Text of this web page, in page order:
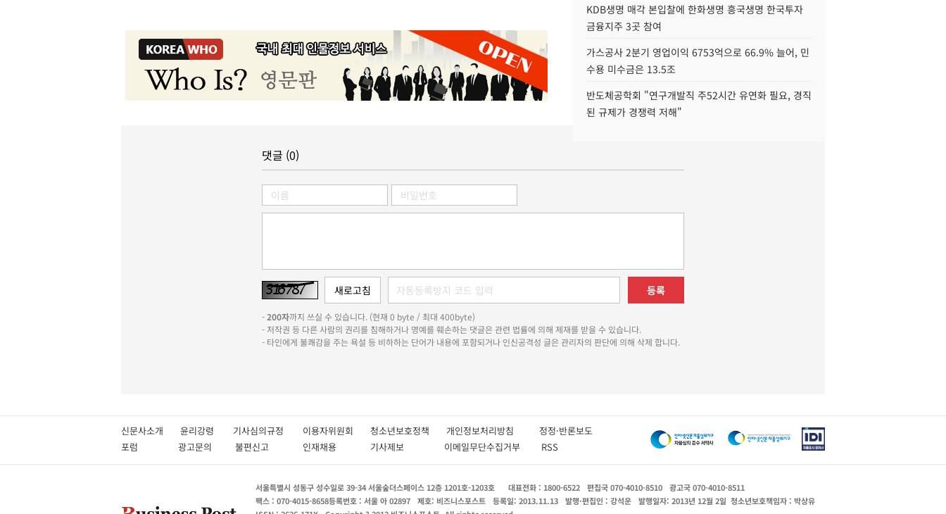
KDB생명 매각 본입찰에 한화생명 흥국생명 한국투자
금융지주 3곳 참여
가스공사 2분기 영업이익 6753억으로 66.9% 늘어, 민
수용 미수금은 13.5조
반도체공학회 "연구개발직 주52시간 유연화 필요, 경직
된 규제가 경쟁력 저해"
댓글 (0)
등록
-200자까지 쓰실 수 있습니다. (현재 0 byte / 최대 400byte)
- 저작권 등 다른 사람의 권리를 침해하거나 명예를 훼손하는 댓글은 관련 법률에 의해 제재를 받을 수 있습니다.
- 타인에게 불쾌감을 주는 욕설 등 비하하는 단어가 내용에 포함되거나 인신공격성 글은 관리자의 판단에 의해 삭제 합니다.
신문사소개 윤리강령 기사심의규정 이용자위원회 청소년보호정책 개인정보처리방침 정정·반론보도
포럼
광고문의 불편신고 인재채용 기사제보 이메일무단수집거부 RSS
서울특별시 성동구 성수일로 39-34 서울숲더스페이스 12층 1201호-1203호 대표전화 : 1800-6522 편집국 070-4010-8510
광고국 070-4010-8511
팩스 : 070-4015-8658등록번호 : 서울 아 02897 제호: 비즈니스포스트 등록일: 2013.11.13 발행·편집인 : 강석운 발행일자: 2013년 12월 2일 청소년보호책임자 : 박상유